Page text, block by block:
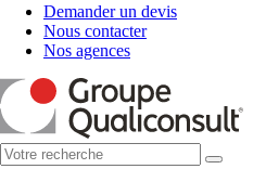
Demander un devis
Nous contacter
Nos agences